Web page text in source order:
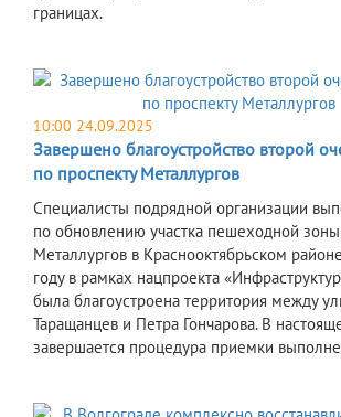
границах.
10:00 24.09.2025
Завершено благоустройство второй
по проспекту Металлургов
Специалисты подрядной организации
по обновлению участка пешеходной
Металлургов в Краснооктябрьском
году в рамках нацпроекта
была благоустроена территория между
Таращанцев и Петра Гончарова. В
завершается процедура приемки